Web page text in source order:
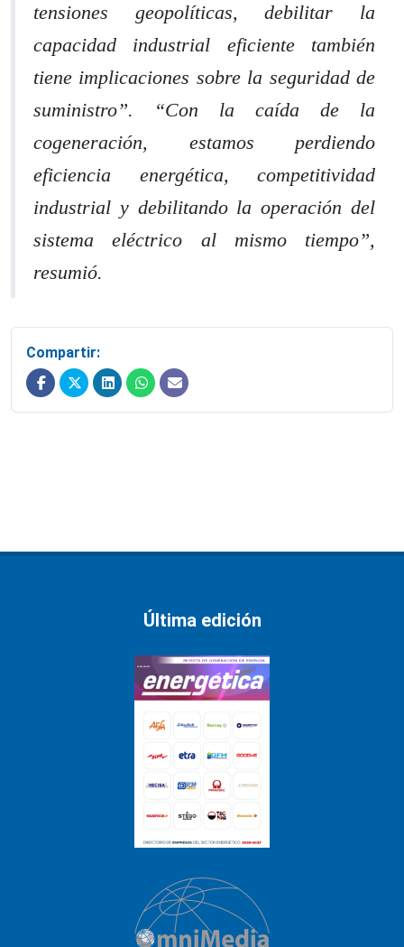
tensiones geopolíticas, debilitar la
capacidad industrial eficiente también
tiene implicaciones sobre la seguridad de
suministro”. “Con la caída de la
cogeneración, estamos perdiendo
eficiencia energética, competitividad
industrial y debilitando la operación del
sistema eléctrico al mismo tiempo”,
resumió.
Compartir:
Última edición